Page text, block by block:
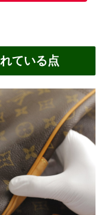
ている点